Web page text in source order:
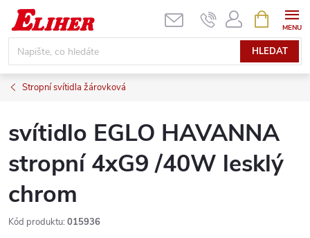
Přejít
obsah
HLEDAT
NÁKUPNÍ
KOŠÍK
Stropní svítidla žárovková
svítidlo EGLO HAVANNA
stropní 4xG9 /40W lesklý
chrom
Kód produktu: 015936